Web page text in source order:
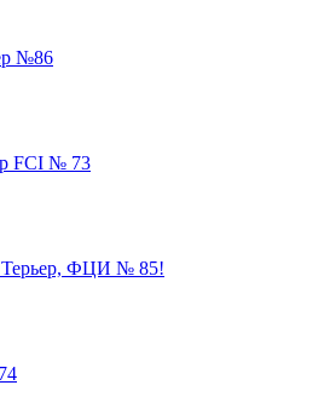
№86
FCI № 73
Терьер, ФЦИ № 85!